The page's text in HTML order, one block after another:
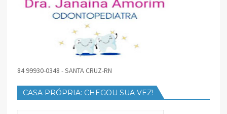
84 99930-0348 - SANTA CRUZ-RN
CASA PRÓPRIA: CHEGOU SUA VEZ!